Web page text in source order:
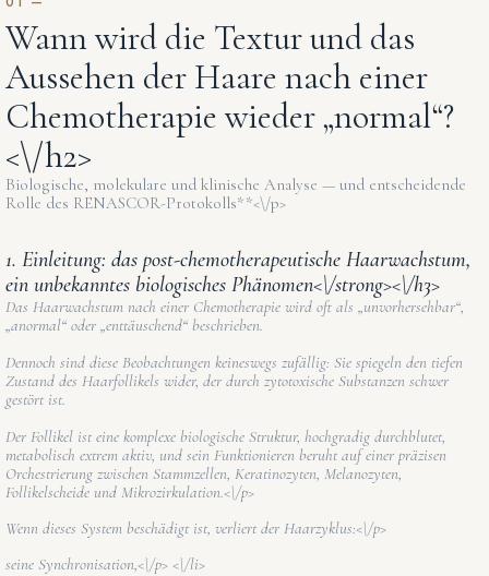
Wann wird die Textur und das
Aussehen der Haare nach einer
Chemotherapie wieder „normal“?
<\/h2>
Biologische, molekulare und klinische Analyse — und entscheidende
Rolle des RENASCOR-Protokolls**<\/p>
1. Einleitung: das post-chemotherapeutische Haarwachstum,
ein unbekanntes biologisches Phänomen<\/strong><\/h3>
Das Haarwachstum nach einer Chemotherapie wird oft als „unvorhersehbar“,
„anormal“ oder „enttäuschend“ beschrieben.
Dennoch sind diese Beobachtungen keineswegs zufällig: Sie spiegeln den tiefen
Zustand des Haarfollikels wider, der durch zytotoxische Substanzen schwer
gestört ist.
Der Follikel ist eine komplexe biologische Struktur, hochgradig durchblutet,
metabolisch extrem aktiv, und sein Funktionieren beruht auf einer präzisen
Orchestrierung zwischen Stammzellen, Keratinozyten, Melanozyten,
Follikelscheide und Mikrozirkulation.<\/p>
Wenn dieses System beschädigt ist, verliert der Haarzyklus:<\/p>
seine Synchronisation,<\/p> <\/li>